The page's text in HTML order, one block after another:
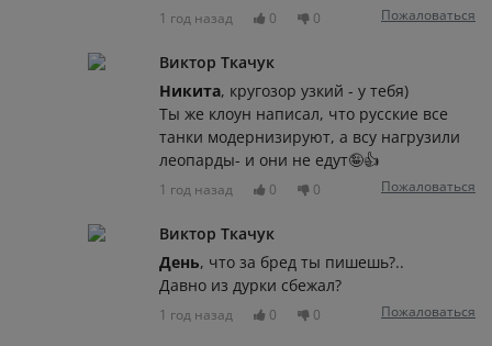
1 год назад 0 0 Пожаловаться
Виктор Ткачук
Никита, кругозор узкий - у тебя)
Ты же клоун написал, что русские все
танки модернизируют, а всу нагрузили
леопарды- и они не едут🤪👍
1 год назад 0 0 Пожаловаться
Виктор Ткачук
День, что за бред ты пишешь?..
Давно из дурки сбежал?
1 год назад 0 0 Пожаловаться